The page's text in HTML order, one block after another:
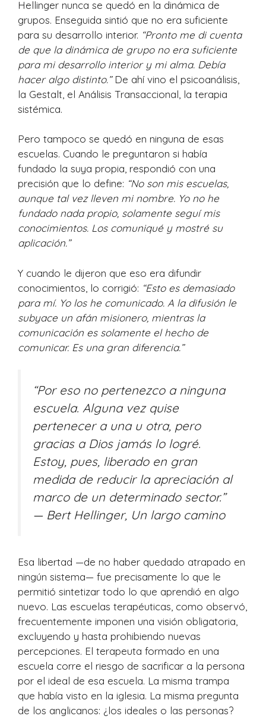
Hellinger nunca se quedó en la dinámica de
grupos. Enseguida sintió que no era suficiente
para su desarrollo interior. “Pronto me di cuenta
de que la dinámica de grupo no era suficiente
para mi desarrollo interior y mi alma. Debía
hacer algo distinto.”De ahí vino el psicoanálisis,
la Gestalt, el Análisis Transaccional, la terapia
sistémica.
Pero tampoco se quedó en ninguna de esas
escuelas. Cuando le preguntaron si había
fundado la suya propia, respondió con una
precisión que lo define: “No son mis escuelas,
aunque tal vez lleven mi nombre. Yo no he
fundado nada propio, solamente seguí mis
conocimientos. Los comuniqué y mostré su
aplicación.”
Y cuando le dijeron que eso era difundir
conocimientos, lo corrigió: “Esto es demasiado
para mí. Yo los he comunicado. A la difusión le
subyace un afán misionero, mientras la
comunicación es solamente el hecho de
comunicar. Es una gran diferencia.”
“Por eso no pertenezco a ninguna
escuela. Alguna vez quise
pertenecer a una u otra, pero
gracias a Dios jamás lo logré.
Estoy, pues, liberado en gran
medida de reducir la apreciación al
marco de un determinado sector.”
— Bert Hellinger, Un largo camino
Esa libertad —de no haber quedado atrapado en
ningún sistema— fue precisamente lo que le
permitió sintetizar todo lo que aprendió en algo
nuevo. Las escuelas terapéuticas, como observó,
frecuentemente imponen una visión obligatoria,
excluyendo y hasta prohibiendo nuevas
percepciones. El terapeuta formado en una
escuela corre el riesgo de sacrificar a la persona
por el ideal de esa escuela. La misma trampa
que había visto en la iglesia. La misma pregunta
de los anglicanos: ¿los ideales o las personas?